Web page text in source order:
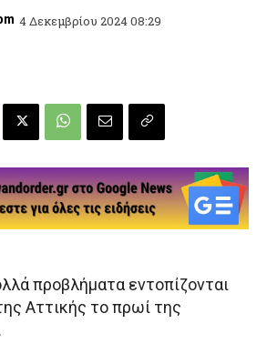
4 Δεκεμβρίου 2024 08:29
προβλήματα εντοπίζονται
Αττικής το πρωί της